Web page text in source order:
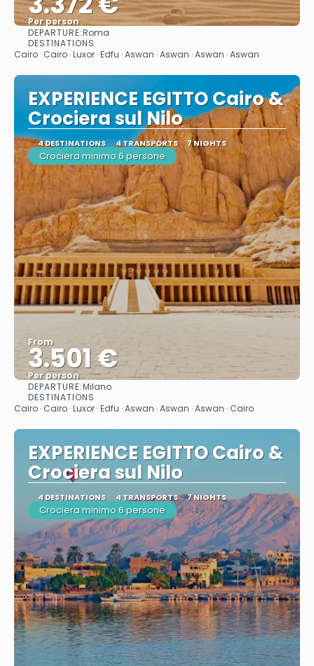
Per person
DEPARTURE:Roma
DESTINATIONS
Cairo · Cairo · Luxor · Edfu · Aswan · Aswan · Aswan · Aswan
EXPERIENCE EGITTO Cairo &
Crociera sul Nilo
4 DESTINATIONS 4 TRANSPORTS 7 NIGHTS
Crociera minimo 6 persone
From
3.501 €
Per person
DEPARTURE:Milano
DESTINATIONS
Cairo · Cairo · Luxor · Edfu · Aswan · Aswan · Aswan · Cairo
EXPERIENCE EGITTO Cairo &
Crociera sul Nilo
4 DESTINATIONS 4 TRANSPORTS 7 NIGHTS
Crociera minimo 6 persone